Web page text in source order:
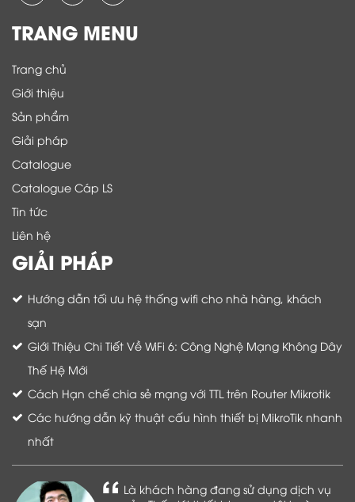
TRANG MENU
Trang chủ
Giới thiệu
Sản phẩm
Giải pháp
Catalogue
Catalogue Cáp LS
Tin tức
Liên hệ
GIẢI PHÁP
Hướng dẫn tối ưu hệ thống wifi cho nhà hàng, khách
sạn
Giới Thiệu Chi Tiết Về WiFi 6: Công Nghệ Mạng Không Dây
Thế Hệ Mới
Cách Hạn chế chia sẻ mạng với TTL trên Router Mikrotik
Các hướng dẫn kỹ thuật cấu hình thiết bị MikroTik nhanh
nhất
Là khách hàng đang sử dụng dịch vụ